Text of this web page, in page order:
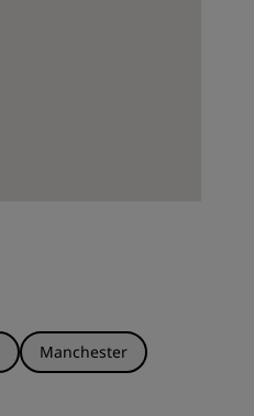
Manchester